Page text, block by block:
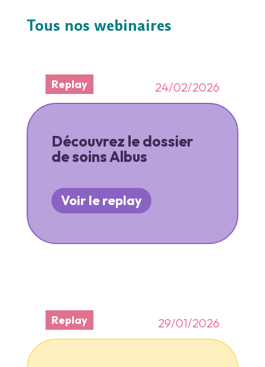
Tous nos webinaires
Découvrez le dossier
de soins Albus
24/02/2026
Voir le replay
Replay
29/01/2026
Replay